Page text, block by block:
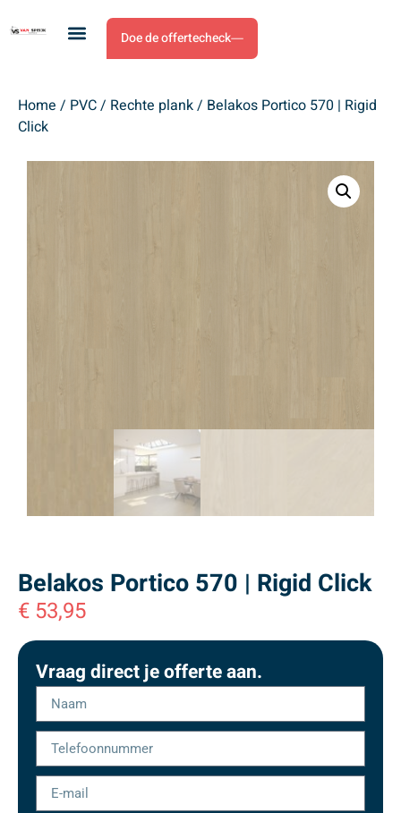
Doe de offertecheck
Home / PVC/ Rechte plank/ Belakos Portico 570 | Rigid
Click
Belakos Portico 570 | Rigid Click
€ 53,95
Vraag direct je offerte aan.